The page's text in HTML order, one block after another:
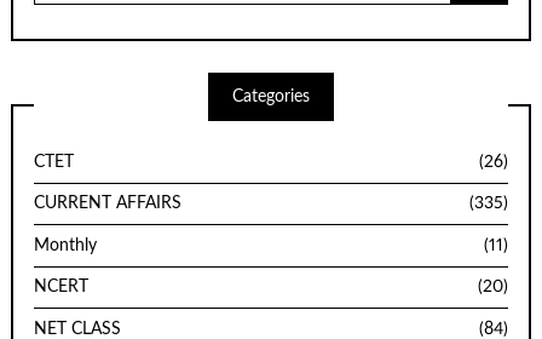
Categories
CTET (26)
CURRENT AFFAIRS (335)
Monthly (11)
NCERT (20)
NET CLASS (84)